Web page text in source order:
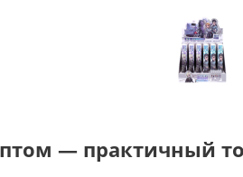
— практичный